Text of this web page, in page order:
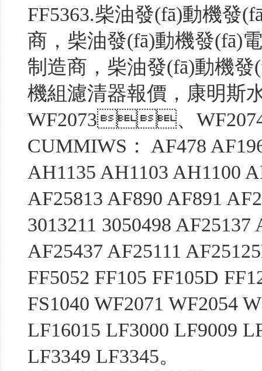
FF5363.柴油發(fā)動機發
商，柴油發(fā)動機發
制造商，柴油發(fā)動機
機組濾清器報價，康
WF2073、
CUMMIWS： AF478
AH1135 AH1103 AH1100
AF25813 AF890 AF891
3013211 3050498
AF25437 AF25111
FF5052 FF105 FF105D
FS1040 WF2071 WF2054
LF16015 LF3000 LF9009
LF3349 LF3345。